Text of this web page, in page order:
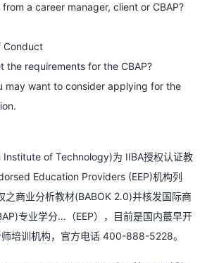
a career manager, client or CBAP?
Conduct
the requirements for the CBAP?
may want to consider applying for the
Institute of Technology)为 IIBA授权认证教
Education Providers (EEP)机构列
之商业分析教材(BABOK 2.0)并核发国际商
专业学分…（EEP），目前是国内蕞早开
培训机构，官方电话 400-888-5228。